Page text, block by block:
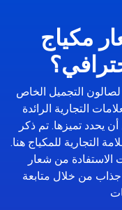
مكياج
التجميل الخاص
التجارية الرائدة
يحدد تميزها. تم ذكر
التجارية للمكياج هنا.
من شعار
جذاب من خلال متابعة